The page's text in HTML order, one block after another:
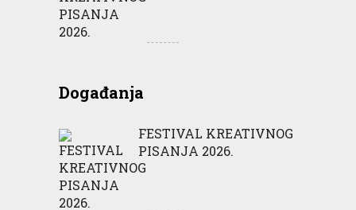
Događanja
FESTIVAL KREATIVNOG
PISANJA 2026.